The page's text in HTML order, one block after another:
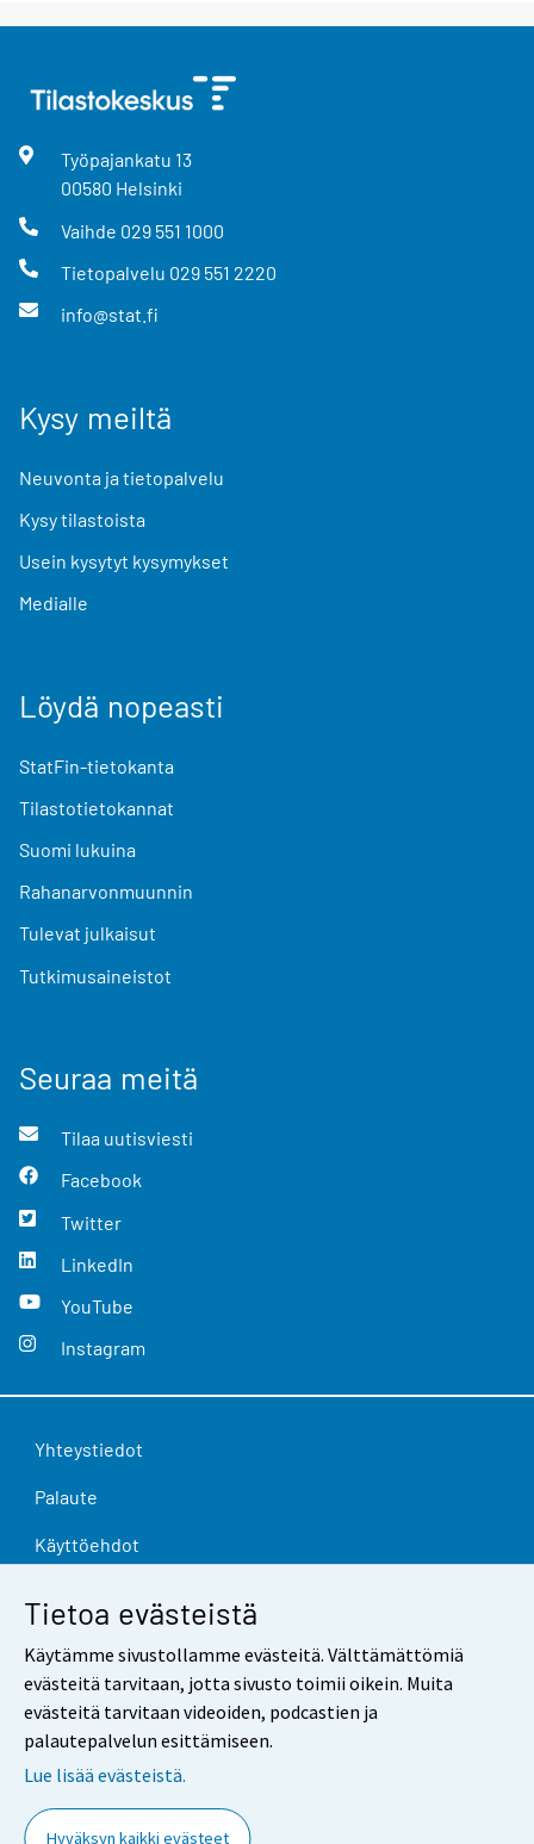
Tietoa evästeistä
Käytämme sivustollamme evästeitä. Välttämättömiä
evästeitä tarvitaan, jotta sivusto toimii oikein. Muita
evästeitä tarvitaan videoiden, podcastien ja
palautepalvelun esittämiseen.
Lue lisää evästeistä.
Hyväksyn kaikki evästeet
Työpajankatu 13
00580 Helsinki
Vaihde 029 551 1000
Tietopalvelu 029 551 2220
info@stat.fi
Kysy meiltä
Neuvonta ja tietopalvelu
Kysy tilastoista
Usein kysytyt kysymykset
Medialle
Löydä nopeasti
StatFin-tietokanta
Tilastotietokannat
Suomi lukuina
Rahanarvonmuunnin
Tulevat julkaisut
Tutkimusaineistot
Seuraa meitä
Tilaa uutisviesti
Facebook
Twitter
LinkedIn
YouTube
Instagram
Yhteystiedot
Palaute
Käyttöehdot
Tietoa sivustosta
Evästeasetukset